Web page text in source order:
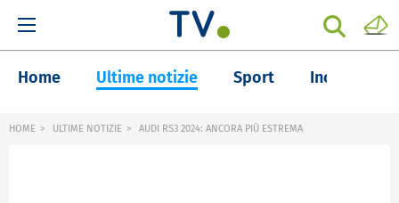
Home Ultime notizie Sport Inchieste
HOME ULTIME NOTIZIE AUDI RS3 2024: ANCORA PIÙ ESTREMA